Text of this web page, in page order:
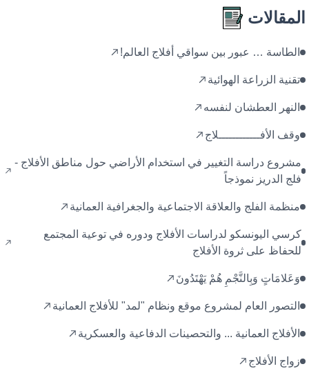
المقالات
الطاسة … عبور بين سواقي أفلاج العالم!
تقنية الزراعة الهوائية
النهر العطشان لنفسه
وقف الأفــــــــــــلاج
مشروع دراسة التغيير في استخدام الأراضي حول مناطق الأفلاج -
فلج الدريز نموذجاً
منظمة الفلج والعلاقة الاجتماعية والجغرافية العمانية
كرسي اليونسكو لدراسات الأفلاج ودوره في توعية المجتمع
للحفاظ على ثروة الأفلاج
وَعَلامَاتٍ وَبِالنَّجْمِ هُمْ يَهْتَدُونَ
التصور العام لمشروع موقع ونظام "لمد" للأفلاج العمانية
الأفلاج العمانية ... والتحصينات الدفاعية والعسكرية
زواج الأفلاج